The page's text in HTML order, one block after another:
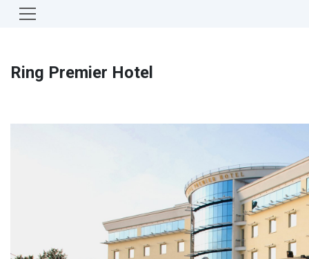
Ring Premier Hotel